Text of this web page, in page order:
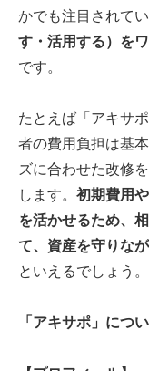
かでも注目されてい
す・活用する）を
です。
たとえば「アキサ
者の費用負担は基
ズに合わせた改修
します。 初期費用
を活かせるため、
て、資産を守りな
といえるでしょう。
「アキサポ」につ